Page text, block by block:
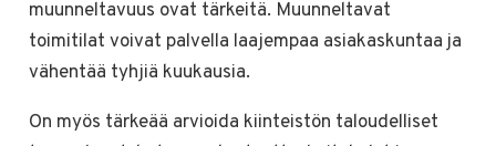
muunneltavuus ovat tärkeitä. Muunneltavat
toimitilat voivat palvella laajempaa asiakaskuntaa ja
vähentää tyhjiä kuukausia.
On myös tärkeää arvioida kiinteistön taloudelliset